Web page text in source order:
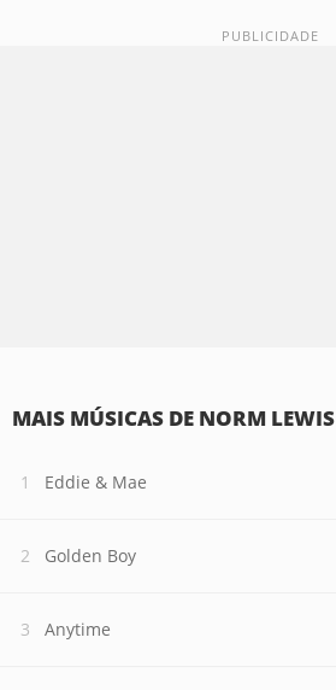
MAIS MÚSICAS DE NORM LEWIS
Eddie & Mae
Golden Boy
Anytime